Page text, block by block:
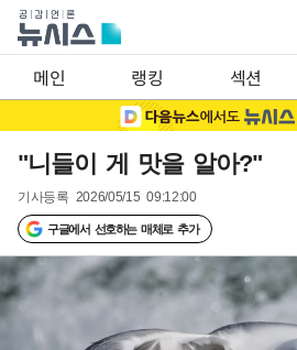
메인 랭킹 섹션
"니들이 게 맛을 알아?"
기사등록 2026/05/15 09:12:00
구글에서 선호하는 매체로 추가